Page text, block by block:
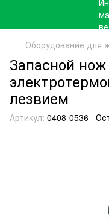
Оборудование для
Запасной
лезвием
Артикул: 0408-0536